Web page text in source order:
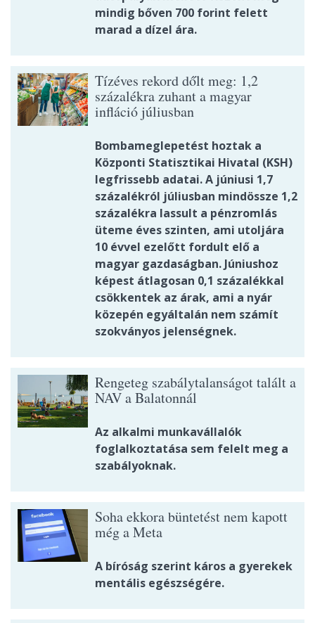
mindig bőven 700 forint felett
marad a dízel ára.
Tízéves rekord dőlt meg: 1,2
százalékra zuhant a magyar
infláció júliusban
Bombameglepetést hoztak a
Központi Statisztikai Hivatal (KSH)
legfrissebb adatai. A júniusi 1,7
százalékról júliusban mindössze 1,2
százalékra lassult a pénzromlás
üteme éves szinten, ami utoljára
10 évvel ezelőtt fordult elő a
magyar gazdaságban. Júniushoz
képest átlagosan 0,1 százalékkal
csökkentek az árak, ami a nyár
közepén egyáltalán nem számít
szokványos jelenségnek.
Rengeteg szabálytalanságot talált a
NAV a Balatonnál
Az alkalmi munkavállalók
foglalkoztatása sem felelt meg a
szabályoknak.
Soha ekkora büntetést nem kapott
még a Meta
A bíróság szerint káros a gyerekek
mentális egészségére.